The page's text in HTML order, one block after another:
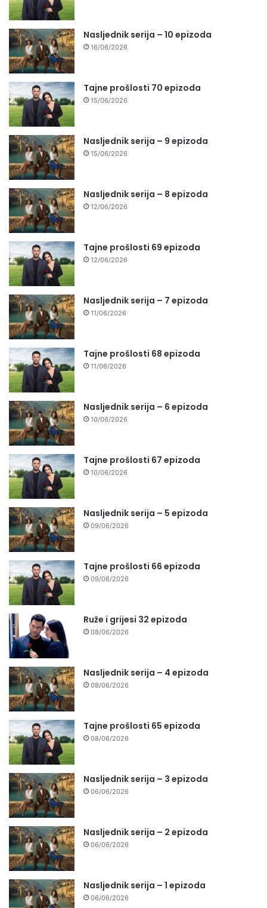
Nasljednik serija – 10 epizoda
16/06/2026
Tajne prošlosti 70 epizoda
15/06/2026
Nasljednik serija – 9 epizoda
15/06/2026
Nasljednik serija – 8 epizoda
12/06/2026
Tajne prošlosti 69 epizoda
12/06/2026
Nasljednik serija – 7 epizoda
11/06/2026
Tajne prošlosti 68 epizoda
11/06/2026
Nasljednik serija – 6 epizoda
10/06/2026
Tajne prošlosti 67 epizoda
10/06/2026
Nasljednik serija – 5 epizoda
09/06/2026
Tajne prošlosti 66 epizoda
09/06/2026
Ruže i grijesi 32 epizoda
08/06/2026
Nasljednik serija – 4 epizoda
08/06/2026
Tajne prošlosti 65 epizoda
08/06/2026
Nasljednik serija – 3 epizoda
06/06/2026
Nasljednik serija – 2 epizoda
06/06/2026
Nasljednik serija – 1 epizoda
06/06/2026